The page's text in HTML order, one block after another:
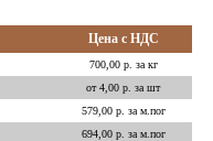
Цена с НДС
700,00 р. за кг
от 4,00 р. за шт
579,00 р. за м.пог
694,00 р. за м.пог